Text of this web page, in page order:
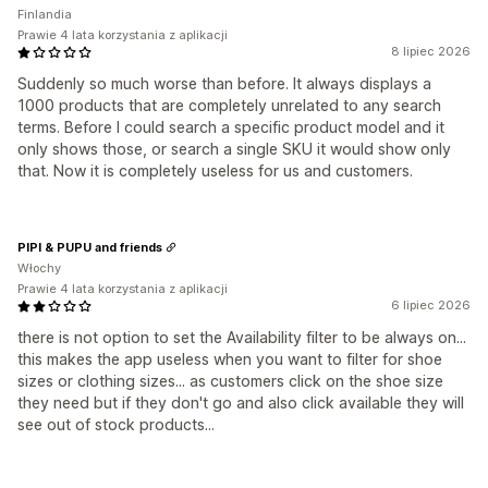
8 lipiec 2026
Suddenly so much worse than before. It always displays a
1000 products that are completely unrelated to any search
terms. Before I could search a specific product model and it
only shows those, or search a single SKU it would show only
that. Now it is completely useless for us and customers.
Finlandia
Prawie 4 lata korzystania z aplikacji
6 lipiec 2026
there is not option to set the Availability filter to be always on...
this makes the app useless when you want to filter for shoe
sizes or clothing sizes... as customers click on the shoe size
they need but if they don't go and also click available they will
see out of stock products...
PIPI & PUPU and friends
Włochy
Prawie 4 lata korzystania z aplikacji